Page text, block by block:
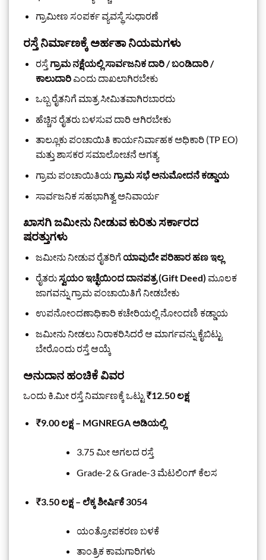
ಗ್ರಾಮೀಣ ಸಂಪರ್ಕ ವ್ಯವಸ್ಥೆ ಸುಧಾರಣೆ
ರಸ್ತೆ ನಿರ್ಮಾಣಕ್ಕೆ ಅರ್ಹತಾ ನಿಯಮಗಳು
ರಸ್ತೆ ಗ್ರಾಮ ನಕ್ಷೆಯಲ್ಲಿ ಸಾರ್ವಜನಿಕ ದಾರಿ / ಬಂಡಿದಾರಿ /
ಕಾಲುದಾರಿಎಂದು ದಾಖಲಾಗಿರಬೇಕು
ಒಬ್ಬ ರೈತನಿಗೆ ಮಾತ್ರ ಸೀಮಿತವಾಗಿರಬಾರದು
ಹೆಚ್ಚಿನ ರೈತರು ಬಳಸುವ ದಾರಿ ಆಗಿರಬೇಕು
ತಾಲ್ಲೂಕು ಪಂಚಾಯಿತಿ ಕಾರ್ಯನಿರ್ವಾಹಕ ಅಧಿಕಾರಿ (TP EO)
ಮತ್ತು ಶಾಸಕರ ಸಮಾಲೋಚನೆ ಅಗತ್ಯ
ಗ್ರಾಮ ಪಂಚಾಯಿತಿಯ ಗ್ರಾಮ ಸಭೆ ಅನುಮೋದನೆ ಕಡ್ಡಾಯ
ಸಾರ್ವಜನಿಕ ಸಹಭಾಗಿತ್ವ ಅನಿವಾರ್ಯ
ಖಾಸಗಿ ಜಮೀನು ನೀಡುವ ಕುರಿತು ಸರ್ಕಾರದ
ಷರತ್ತುಗಳು
ಜಮೀನು ನೀಡುವ ರೈತರಿಗೆ ಯಾವುದೇ ಪರಿಹಾರ ಹಣ ಇಲ್ಲ
ರೈತರು ಸ್ವಯಂ ಇಚ್ಛೆಯಿಂದ ದಾನಪತ್ರ (Gift Deed) ಮೂಲಕ
ಜಾಗವನ್ನು ಗ್ರಾಮ ಪಂಚಾಯಿತಿಗೆ ನೀಡಬೇಕು
ಉಪನೋಂದಣಾಧಿಕಾರಿ ಕಚೇರಿಯಲ್ಲಿ ನೋಂದಣಿ ಕಡ್ಡಾಯ
ಜಮೀನು ನೀಡಲು ನಿರಾಕರಿಸಿದರೆ ಆ ಮಾರ್ಗವನ್ನು ಕೈಬಿಟ್ಟು
ಬೇರೊಂದು ರಸ್ತೆ ಆಯ್ಕೆ
ಅನುದಾನ ಹಂಚಿಕೆ ವಿವರ
ಒಂದು ಕಿ.ಮೀ ರಸ್ತೆ ನಿರ್ಮಾಣಕ್ಕೆ ಒಟ್ಟು ₹12.50 ಲಕ್ಷ
₹9.00 ಲಕ್ಷ – MGNREGA ಅಡಿಯಲ್ಲಿ
3.75 ಮೀ ಅಗಲದ ರಸ್ತೆ
Grade-2 & Grade-3 ಮೆಟಲಿಂಗ್ ಕೆಲಸ
₹3.50 ಲಕ್ಷ – ಲೆಕ್ಕ ಶೀರ್ಷಿಕೆ 3054
ಯಂತ್ರೋಪಕರಣ ಬಳಕೆ
ತಾಂತ್ರಿಕ ಕಾಮಗಾರಿಗಳು